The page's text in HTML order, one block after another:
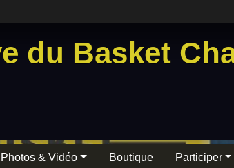
du Basket
Photos & Vidéo Boutique Participer